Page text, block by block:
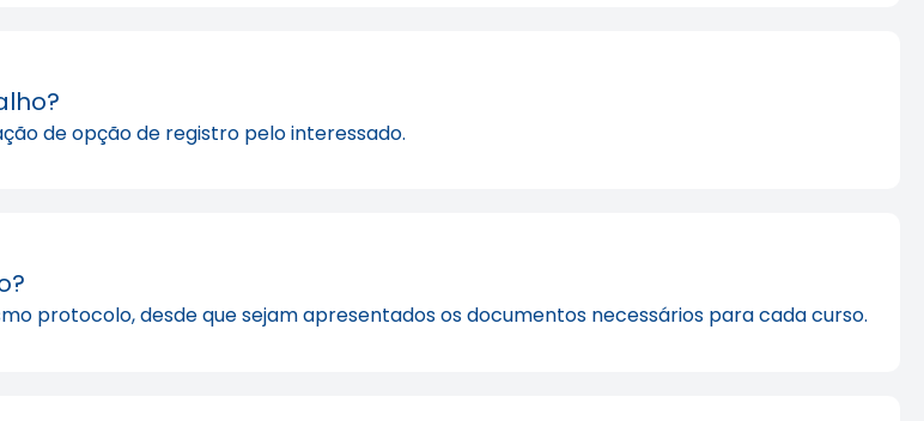
de opção de registro pelo interessado.
protocolo, desde que sejam apresentados os documentos necessários para cada curso.